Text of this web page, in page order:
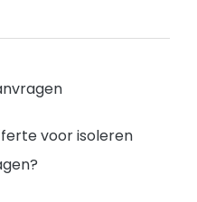
voor isoleren